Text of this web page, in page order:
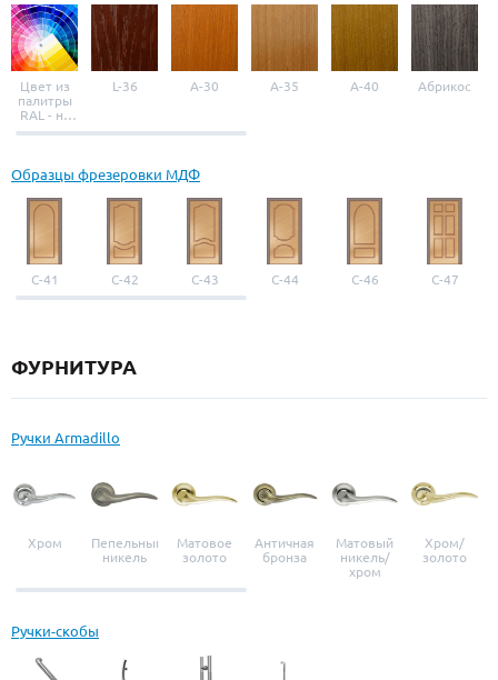
Цвет из
палитры
RAL - на
выбор
L-36 A-30 A-35 A-40 Абрикос
Образцы фрезеровки МДФ
С-41 С-42 С-43 С-44 С-46 С-47
ФУРНИТУРА
Ручки Armadillo
Хром
Пепельный
никель
Матовое
золото
Античная
бронза
Матовый
никель/
хром
Хром/
золото
Ручки-скобы